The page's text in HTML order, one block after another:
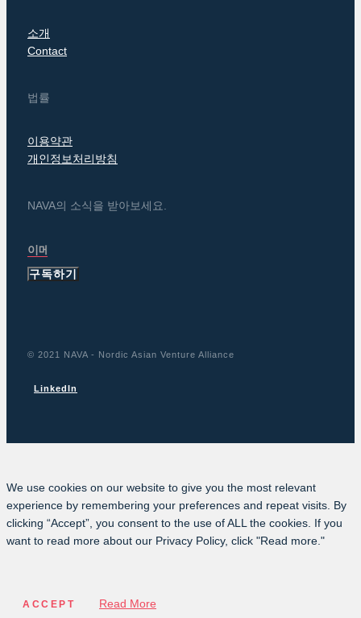
소개
Contact
법률
이용약관
개인정보처리방침
NAVA의 소식을 받아보세요.
구독하기
© 2021 NAVA - Nordic Asian Venture Alliance
LinkedIn
We use cookies on our website to give you the most relevant
experience by remembering your preferences and repeat visits. By
clicking “Accept”, you consent to the use of ALL the cookies. If you
want to read more about our Privacy Policy, click "Read more."
ACCEPT Read More